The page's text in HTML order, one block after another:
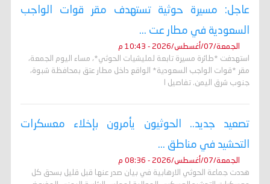
عاجل: مسيرة حوثية تستهدف مقر قوات الواجب
السعودية في مطار عت ...
الجمعة/07/أغسطس/2026 - 10:43 م
استهدفت *طائرة مسيرة تابعة لمليشيات الحوثي*، مساء اليوم الجمعة،
مقر *قوات الواجب السعودية* الواقع داخل مطار عتق بمحافظة شبوة،
جنوب شرق اليمن. تفاصيل ا
تصعيد جديد.. الحوثيون يأمرون بإخلاء معسكرات
التحشيد في مناطق ...
الجمعة/07/أغسطس/2026 - 08:36 م
هددت جماعة الحوثي الارهابية في بيان صدر عنها قبل قليل بسحق كل